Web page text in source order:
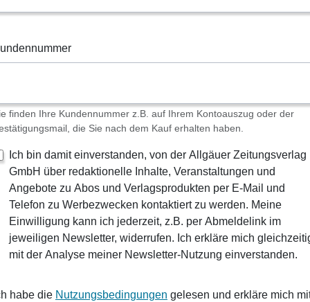
finden Ihre Kundennummer z.B. auf Ihrem Kontoauszug oder der
die Sie nach dem Kauf erhalten haben.
Ich bin damit einverstanden, von der Allgäuer Zeitungsverlag
GmbH über redaktionelle Inhalte, Veranstaltungen und
Angebote zu Abos und Verlagsprodukten per E-Mail und
Telefon zu Werbezwecken kontaktiert zu werden. Meine
Einwilligung kann ich jederzeit, z.B. per Abmeldelink im
jeweiligen Newsletter, widerrufen. Ich erkläre mich
mit der Analyse meiner Newsletter-Nutzung einverstanden.
habe die Nutzungsbedingungen gelesen und erkläre mich